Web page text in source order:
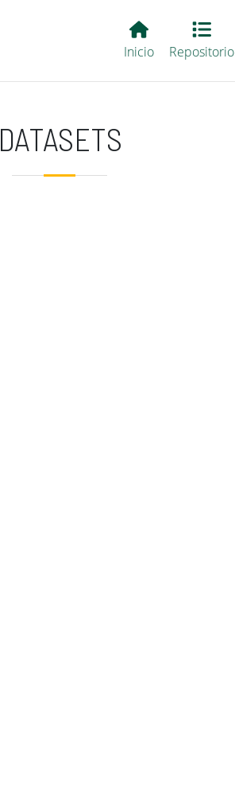
Main EvALL
Inicio Repositorio
DATASETS